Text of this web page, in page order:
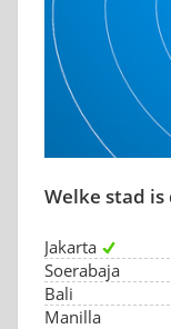
Welke stad
Jakarta
Soerabaja
Bali
Manilla